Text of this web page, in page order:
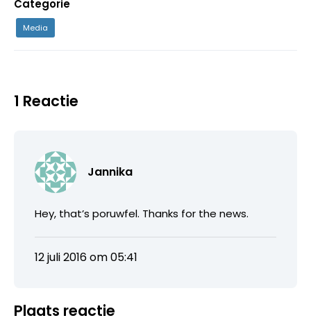
Categorie
Media
1 Reactie
Jannika
Hey, that’s poruwfel. Thanks for the news.
12 juli 2016 om 05:41
Plaats reactie